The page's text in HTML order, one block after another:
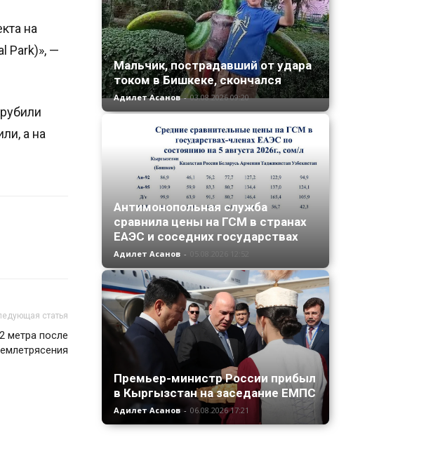
на
Park)», —
а на
статья
метра после
Мальчик, пострадавший от удара
током в Бишкеке, скончался
Адилет Асанов - 03.08.2026 09:20
Антимонопольная служба
сравнила цены на ГСМ в странах
ЕАЭС и соседних государствах
Адилет Асанов -
Премьер-министр России прибыл
в Кыргызстан на заседание ЕМПС
Адилет Асанов - 06.08.2026 17:21